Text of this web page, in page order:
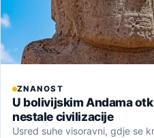
ZNANOST
U bolivijskim Andama
nestale civilizacije
Usred suhe visoravni, gdje se